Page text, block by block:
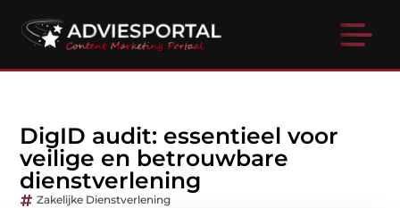
DigID audit: essentieel voor
veilige en betrouwbare
dienstverlening
Zakelijke Dienstverlening